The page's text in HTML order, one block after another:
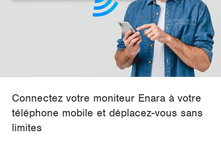
Connectez votre moniteur Enara à votre
téléphone mobile et déplacez-vous sans
limites